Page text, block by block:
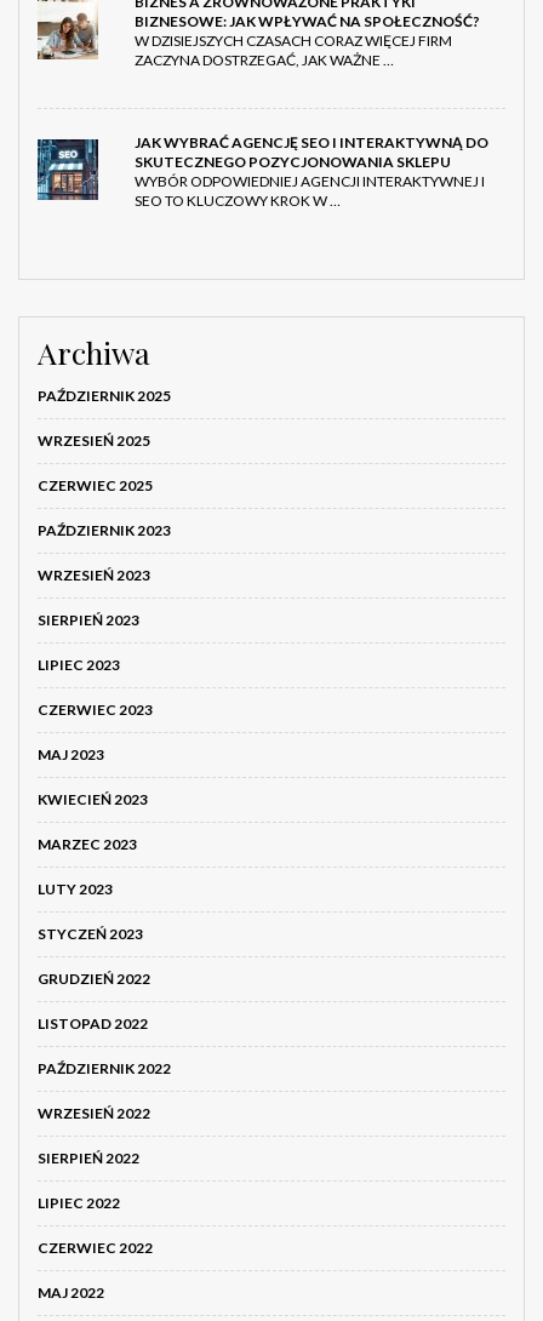
BIZNESOWE: JAK WPŁYWAĆ NA SPOŁECZNOŚĆ?
W DZISIEJSZYCH CZASACH CORAZ WIĘCEJ FIRM
ZACZYNA DOSTRZEGAĆ, JAK WAŻNE …
JAK WYBRAĆ AGENCJĘ SEO I INTERAKTYWNĄ DO
SKUTECZNEGO POZYCJONOWANIA SKLEPU
WYBÓR ODPOWIEDNIEJ AGENCJI INTERAKTYWNEJ I
SEO TO KLUCZOWY KROK W …
Archiwa
PAŹDZIERNIK 2025
WRZESIEŃ 2025
CZERWIEC 2025
PAŹDZIERNIK 2023
WRZESIEŃ 2023
SIERPIEŃ 2023
LIPIEC 2023
CZERWIEC 2023
MAJ 2023
KWIECIEŃ 2023
MARZEC 2023
LUTY 2023
STYCZEŃ 2023
GRUDZIEŃ 2022
LISTOPAD 2022
PAŹDZIERNIK 2022
WRZESIEŃ 2022
SIERPIEŃ 2022
LIPIEC 2022
CZERWIEC 2022
MAJ 2022